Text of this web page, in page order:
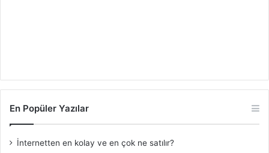
En Popüler Yazılar
İnternetten en kolay ve en çok ne satılır?